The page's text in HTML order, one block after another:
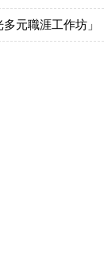
元職涯工作坊」